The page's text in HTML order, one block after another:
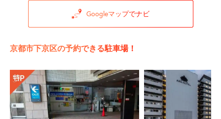
Googleマップでナビ
京都市下京区の予約できる駐車場！